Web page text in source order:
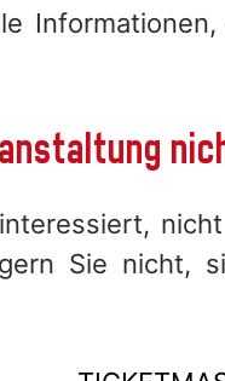
Sie